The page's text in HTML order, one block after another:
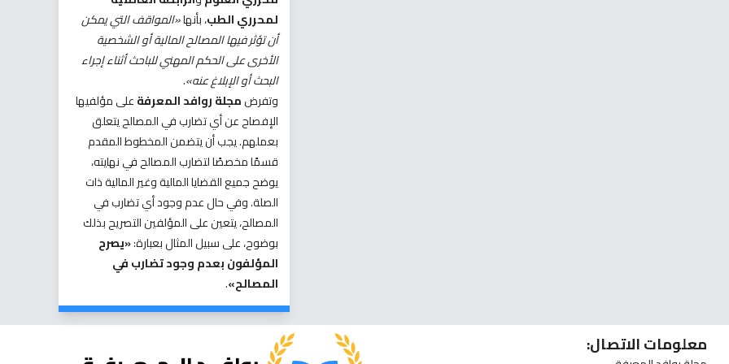
لمحرري الطب، بأنها«المواقف التي يمكن
أن تؤثر فيها المصالح المالية أو الشخصية
الأخرى على الحكم المهني للباحث أثناء إجراء
البحث أو الإبلاغ عنه».
وتفرضمجلة روافد المعرفةعلى مؤلفيها
الإفصاح عن أي تضارب في المصالح يتعلق
بعملهم. يجب أن يتضمن المخطوط المقدم
قسمًا مخصصًا لتضارب المصالح في نهايته،
يوضح جميع القضايا المالية وغير المالية ذات
الصلة. وفي حال عدم وجود أي تضارب في
المصالح، يتعين على المؤلفين التصريح بذلك
بوضوح، على سبيل المثال بعبارة:«يصرح
المؤلفون بعدم وجود تضارب في
المصالح».
معلومات الاتصال: